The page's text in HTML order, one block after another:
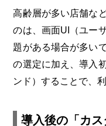
高齢層が多い店舗な
のは、画面UI（ユー
題がある場合が多い
の選定に加え、導入
ンド）することで、
導入後の「カ